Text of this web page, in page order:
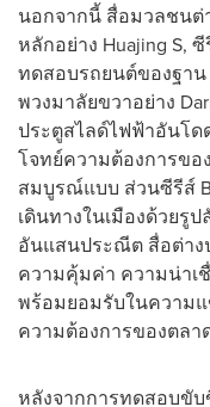
นอกจากนี้ สื่อมวลชนต่
หลักอย่าง Huajing S,
ทดสอบรถยนต์ของฐาน
พวงมาลัยขวาอย่าง
ประตูสไลด์ไฟฟ้าอันโด
โจทย์ความต้องการขอ
สมบูรณ์แบบ ส่วนซีรีส์
เดินทางในเมืองด้วย
อันแสนประณีต สื่อต่าง
ความคุ้มค่า ความน่าเ
พร้อมยอมรับในความ
ความต้องการของตล
หลังจากการทดสอบขับ